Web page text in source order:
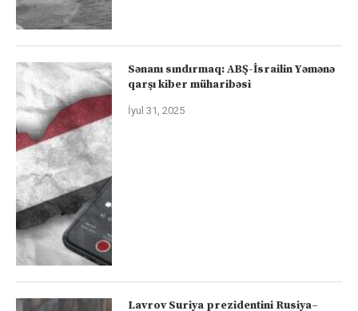
Sənanı sındırmaq: ABŞ-İsrailin Yəmənə
qarşı kiber müharibəsi
İyul 31, 2025
Lavrov Suriya prezidentini Rusiya–